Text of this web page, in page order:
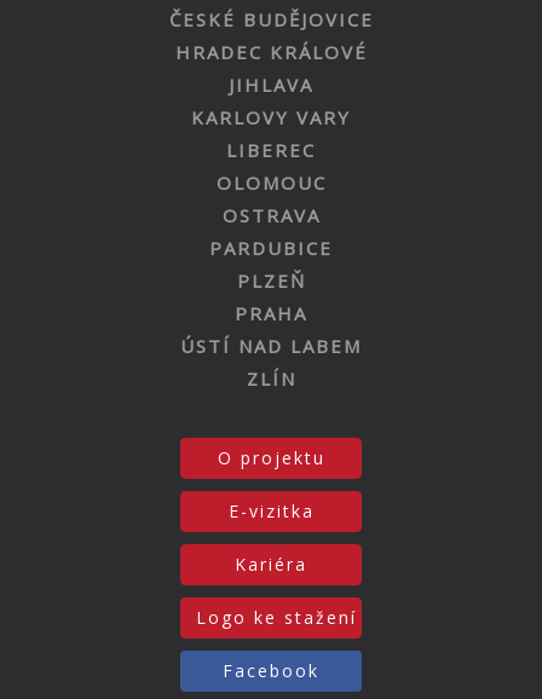
ČESKÉ BUDĚJOVICE
HRADEC KRÁLOVÉ
JIHLAVA
KARLOVY VARY
LIBEREC
OLOMOUC
OSTRAVA
PARDUBICE
PLZEŇ
PRAHA
ÚSTÍ NAD LABEM
ZLÍN
O projektu
E-vizitka
Kariéra
Logo ke stažení
Facebook